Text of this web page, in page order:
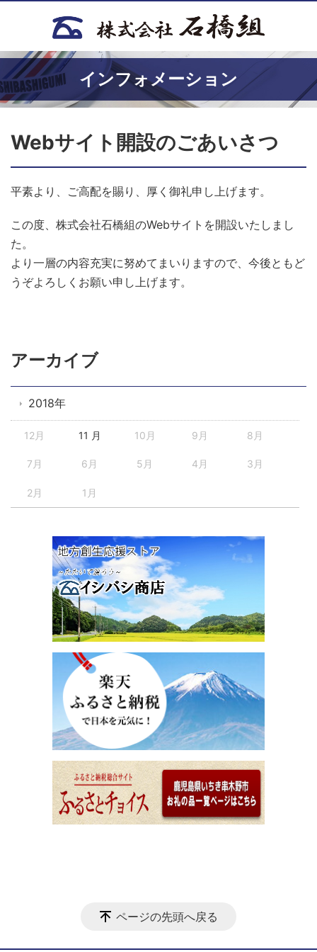
インフォメーション
Webサイト開設のごあいさつ
平素より、ご高配を賜り、厚く御礼申し上げます。
この度、株式会社石橋組のWebサイトを開設いたしまし
た。
より一層の内容充実に努めてまいりますので、今後ともど
うぞよろしくお願い申し上げます。
アーカイブ
2018年
12月 11 月 10月 9月 8月
7月 6月 5月 4月 3月
2月 1月
ページの先頭へ戻る